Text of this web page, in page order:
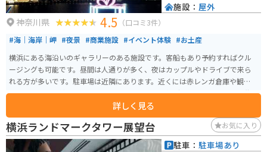
神奈川県 4.5 （口コミ3件）
#海｜海岸｜岬 #夜景 #商業施設 #イベント体験 #お土産
横浜にある海沿いのギャラリーのある施設です。客船もあり予約すればクル
ージングも可能です。昼間は人通りが多く、夜はカップルやドライブで来ら
れる方が多いです。駐車場は近隣にあります。近くには赤レンガ倉庫や観覧車
もあり、景色は綺麗です。みなとみらいの上は展望デッキになっており、往
復15分程度の距離で、ドライブ・ツーリングの休憩箇所には丁度良いです。
詳しく見る
施設： 屋外
横浜ランドマークタワー展望台 お気に入り
駐車： 駐車場あり